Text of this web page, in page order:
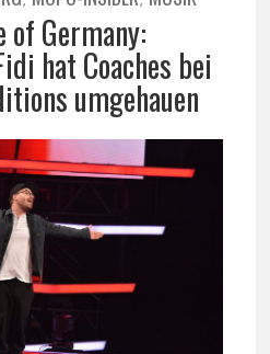
of Germany:
hat Coaches bei
umgehauen